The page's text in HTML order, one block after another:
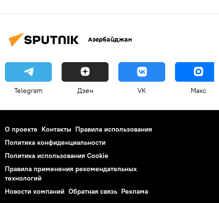
Азербайджан
Telegram Дзен VK Макс
О проекте Контакты Правила использования
Политика конфиденциальности
Политика использования Cookie
Правила применения рекомендательных
технологий
Новости компаний Обратная связь Реклама